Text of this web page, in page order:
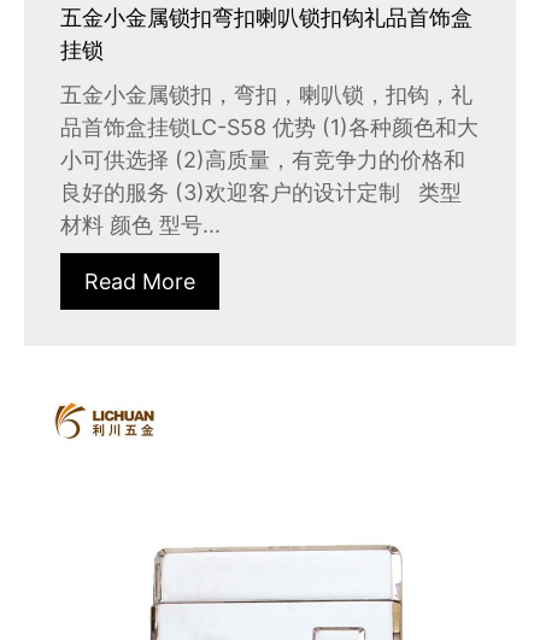
五金小金属锁扣弯扣喇叭锁扣钩礼品首饰盒
挂锁
五金小金属锁扣，弯扣，喇叭锁，扣钩，礼
品首饰盒挂锁LC-S58 优势 (1)各种颜色和大
小可供选择 (2)高质量，有竞争力的价格和
良好的服务 (3)欢迎客户的设计定制 类型
材料 颜色 型号...
Read More